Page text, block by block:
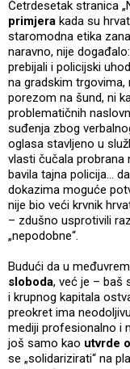
Četrdesetak stranica
primjera kada su
staromodna etika
naravno, nije
prebijali i policijski
na gradskim trgovima,
porezom na šund, ni
problematičnih
suđenja zbog
oglasa stavljeno u
vlasti čučala probrana
bavila tajna policija…
dokazima moguće
nije bio veći krvnik
– zdušno usprotivili
„nepodobne“.
Budući da u
sloboda, već je – baš
i krupnog kapitala
preokret ima neodoljivu
mediji profesionalno i
još samo kao utvrde
se „solidarizirati“ na